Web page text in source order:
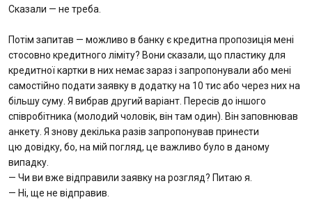
Сказали — не треба.
Потім запитав — можливо в банку є кредитна пропозиція мені
стосовно кредитного ліміту? Вони сказали, що пластику для
кредитної картки в них немає зараз і запропонували або мені
самостійно подати заявку в додатку на 10 тис або через них на
більшу суму. Я вибрав другий варіант. Пересів до іншого
співробітника (молодий чоловік, він там один). Він заповнював
анкету. Я знову декілька разів запропонував принести
цю довідку, бо, на мій погляд, це важливо було в даному
випадку.
— Чи ви вже відправили заявку на розгляд? Питаю я.
— Ні, ще не відправив.